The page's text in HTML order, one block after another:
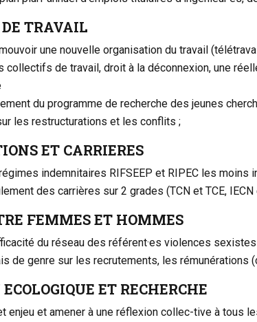
TRAVAIL
une nouvelle organisation du travail
collectifs de travail, droit à la déconnexion, une
du programme de recherche des jeunes
les restructurations et les conflits ;
ET CARRIERES
indemnitaires RIFSEEP et RIPEC les
des carrières sur 2 grades (TCN et TCE,
FEMMES ET HOMMES
du réseau des référent·es violences
de genre sur les recrutements, les
ET RECHERCHE
enjeu et amener à une réflexion collec-tive à tous